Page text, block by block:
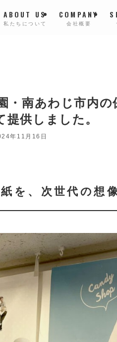
ABOUT US
私たちについて
COMPANY
会社概要
・南あわじ市内
供しました。
年11月16日
紙を、次世代の想